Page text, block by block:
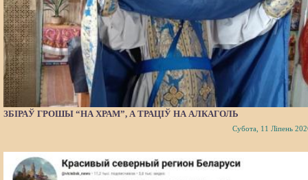
ЗБІРАЎ ГРОШЫ “НА ХРАМ”, А ТРАЦІЎ НА АЛКАГОЛЬ
Субота, 11 Ліпень